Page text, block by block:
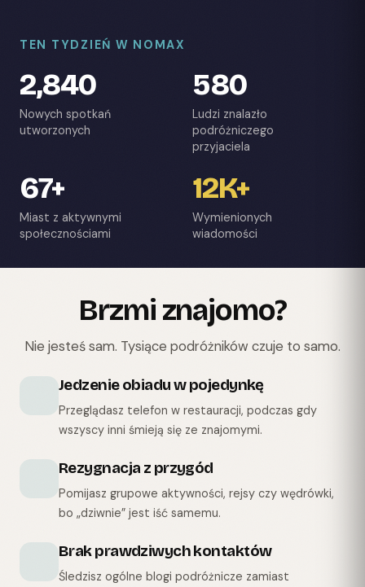
TEN TYDZIEŃ W NOMAX
2,840
Nowych spotkań
utworzonych
580
Ludzi znalazło
podróżniczego
przyjaciela
67+
Miast z aktywnymi
społecznościami
12K+
Wymienionych
wiadomości
Brzmi znajomo?
Nie jesteś sam. Tysiące podróżników czuje to samo.
Jedzenie obiadu w pojedynkę
Przeglądasz telefon w restauracji, podczas gdy
wszyscy inni śmieją się ze znajomymi.
Rezygnacja z przygód
Pomijasz grupowe aktywności, rejsy czy wędrówki,
bo „dziwnie” jest iść samemu.
Brak prawdziwych kontaktów
Śledzisz ogólne blogi podróżnicze zamiast